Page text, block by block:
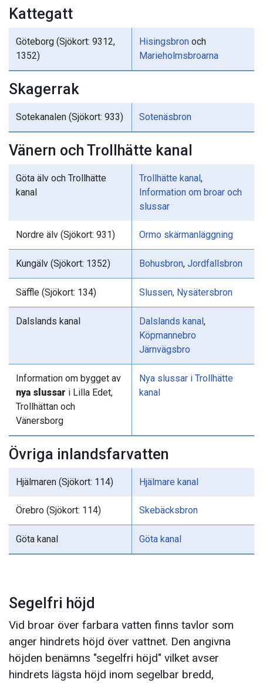
Kattegatt
Göteborg (Sjökort: 9312,
1352)
Hisingsbron och
Marieholmsbroarna
Skagerrak
Sotekanalen (Sjökort: 933) Sotenäsbron
Vänern och Trollhätte kanal
Göta älv och Trollhätte
kanal
Trollhätte kanal,
Information om broar och
slussar
Nordre älv (Sjökort: 931) Ormo skärmanläggning
Kungälv (Sjökort: 1352) Bohusbron, Jordfallsbron
Säffle (Sjökort: 134) Slussen, Nysätersbron
Dalslands kanal Dalslands kanal,
Köpmannebro
Järnvägsbro
Information om bygget av
nya slussar i Lilla Edet,
Trollhättan och
Vänersborg
Nya slussar i Trollhätte
kanal
Övriga inlandsfarvatten
Hjälmaren (Sjökort: 114) Hjälmare kanal
Örebro (Sjökort: 114) Skebäcksbron
Göta kanal Göta kanal
Segelfri höjd
Vid broar över farbara vatten finns tavlor som
anger hindrets höjd över vattnet. Den angivna
höjden benämns "segelfri höjd" vilket avser
hindrets lägsta höjd inom segelbar bredd,